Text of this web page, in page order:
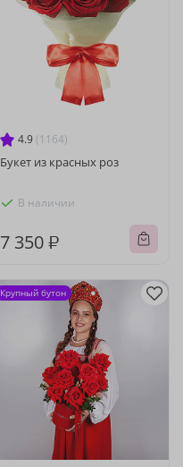
4.9 (1164)
Букет из красных роз
В наличии
7 350 ₽
Крупный бутон